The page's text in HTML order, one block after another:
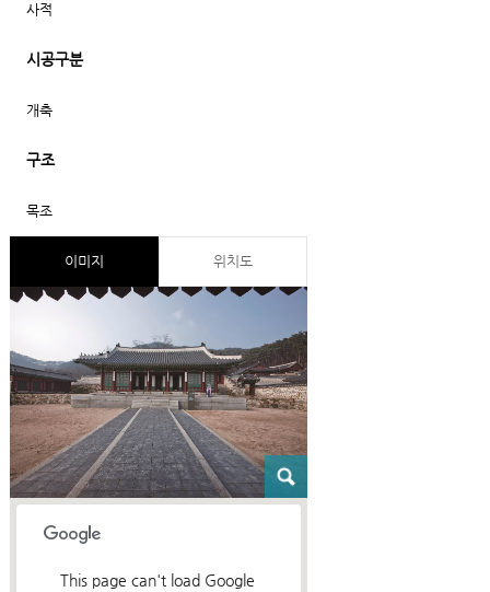
사적
시공구분
개축
구조
목조
이미지 위치도
This page can't load Google